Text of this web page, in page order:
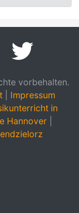
vorbehalten.
Impressum
in
Hannover